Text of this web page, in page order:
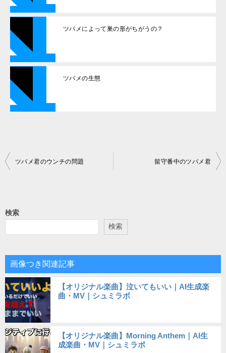
ツバメによって巣の形がちがうの？
ツバメの生態
投
ビ
シ
ョ
ン
ツバメ君のウンチの問題 留守番中のツバメ君
検索
検索
画像つき関連記事
【オリジナル楽曲】泣いてもいい｜AI生成楽
曲・MV｜シュミラボ
【オリジナル楽曲】Morning Anthem｜AI生
成楽曲・MV｜シュミラボ